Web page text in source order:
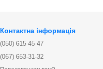
Контактна інформація
(050) 615-45-47
(067) 653-31-32